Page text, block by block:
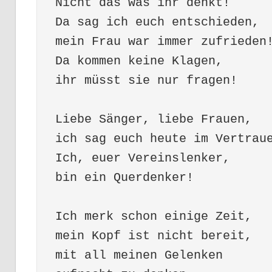
Da sag ich euch entschieden,
mein Frau war immer zufrieden!
Da kommen keine Klagen,
ihr müsst sie nur fragen!
Liebe Sänger, liebe Frauen,
ich sag euch heute im
Ich, euer Vereinslenker,
bin ein Querdenker!
Ich merk schon einige Zeit,
mein Kopf ist nicht bereit,
mit all meinen Gelenken